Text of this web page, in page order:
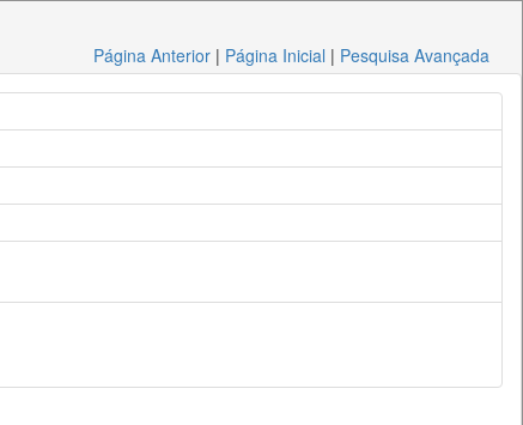
Página Anterior | Página Inicial | Pesquisa Avançada